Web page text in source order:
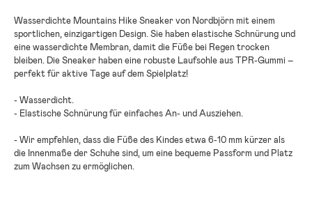
Wasserdichte Mountains Hike Sneaker von Nordbjörn mit einem
sportlichen, einzigartigen Design. Sie haben elastische Schnürung und
eine wasserdichte Membran, damit die Füße bei Regen trocken
bleiben. Die Sneaker haben eine robuste Laufsohle aus TPR-Gummi –
perfekt für aktive Tage auf dem Spielplatz!
- Wasserdicht.
- Elastische Schnürung für einfaches An- und Ausziehen.
- Wir empfehlen, dass die Füße des Kindes etwa 6-10 mm kürzer als
die Innenmaße der Schuhe sind, um eine bequeme Passform und Platz
zum Wachsen zu ermöglichen.